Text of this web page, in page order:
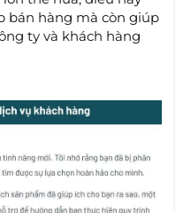
bán hàng mà còn giúp
ty và khách hàng